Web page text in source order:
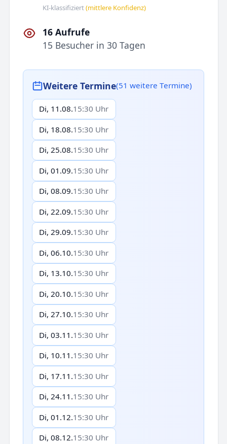
KI-klassifiziert(mittlere Konfidenz)
16 Aufrufe
15 Besucher in 30 Tagen
Weitere Termine(51 weitere Termine)
Di, 11.08.15:30 Uhr
Di, 18.08.15:30 Uhr
Di, 25.08.15:30 Uhr
Di, 01.09.15:30 Uhr
Di, 08.09.15:30 Uhr
Di, 22.09.15:30 Uhr
Di, 29.09.15:30 Uhr
Di, 06.10.15:30 Uhr
Di, 13.10.15:30 Uhr
Di, 20.10.15:30 Uhr
Di, 27.10.15:30 Uhr
Di, 03.11.15:30 Uhr
Di, 10.11.15:30 Uhr
Di, 17.11.15:30 Uhr
Di, 24.11.15:30 Uhr
Di, 01.12.15:30 Uhr
Di, 08.12.15:30 Uhr